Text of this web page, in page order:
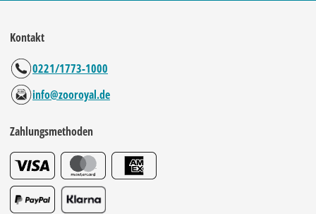
Kontakt
0221/1773-1000
info@zooroyal.de
Zahlungsmethoden